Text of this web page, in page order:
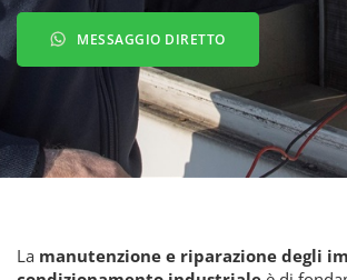
MESSAGGIO DIRETTO
La manutenzione e riparazione degli